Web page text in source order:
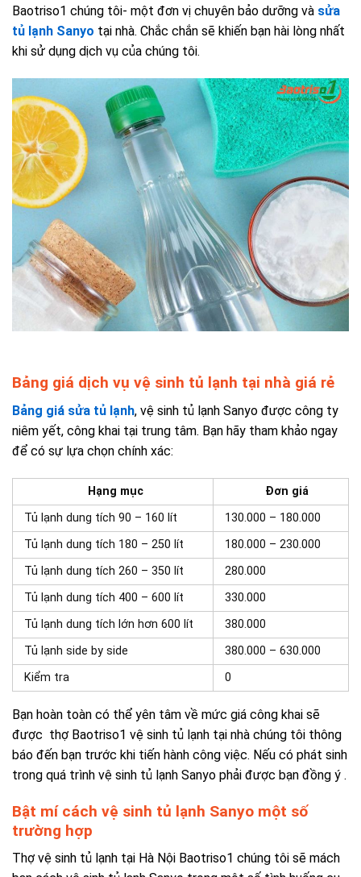
Baotriso1 chúng tôi- một đơn vị chuyên bảo dưỡng và sửa
tủ lạnh Sanyo tại nhà. Chắc chắn sẽ khiến bạn hài lòng nhất
khi sử dụng dịch vụ của chúng tôi.
Bảng giá dịch vụ vệ sinh tủ lạnh tại nhà giá rẻ
Bảng giá sửa tủ lạnh, vệ sinh tủ lạnh Sanyo được công ty
niêm yết, công khai tại trung tâm. Bạn hãy tham khảo ngay
để có sự lựa chọn chính xác:
Hạng mục
Đơn giá
Tủ lạnh dung tích 90 – 160 lít
130.000 – 180.000
Tủ lạnh dung tích 180 – 250 lít
180.000 – 230.000
Tủ lạnh dung tích 260 – 350 lít
280.000
Tủ lạnh dung tích 400 – 600 lít
330.000
Tủ lạnh dung tích lớn hơn 600 lít
380.000
Tủ lạnh side by side
380.000 – 630.000
Kiểm tra
0
Bạn hoàn toàn có thể yên tâm về mức giá công khai sẽ
được thợ Baotriso1 vệ sinh tủ lạnh tại nhà chúng tôi thông
báo đến bạn trước khi tiến hành công việc. Nếu có phát sinh
trong quá trình vệ sinh tủ lạnh Sanyo phải được bạn đồng ý .
Bật mí cách vệ sinh tủ lạnh Sanyo một số
trường hợp
Thợ vệ sinh tủ lạnh tại Hà Nội Baotriso1 chúng tôi sẽ mách